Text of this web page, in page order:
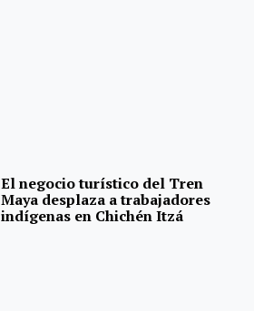
El negocio turístico del Tren
Maya desplaza a trabajadores
indígenas en Chichén Itzá